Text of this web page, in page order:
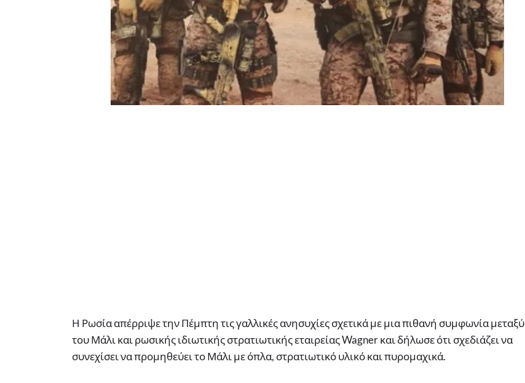
Η Ρωσία απέρριψε την Πέμπτη τις γαλλικές ανησυχίες σχετικά με μια πιθανή συμφωνία μεταξύ
του Μάλι και ρωσικής ιδιωτικής στρατιωτικής εταιρείας Wagner και δήλωσε ότι σχεδιάζει να
συνεχίσει να προμηθεύει το Μάλι με όπλα, στρατιωτικό υλικό και πυρομαχικά.